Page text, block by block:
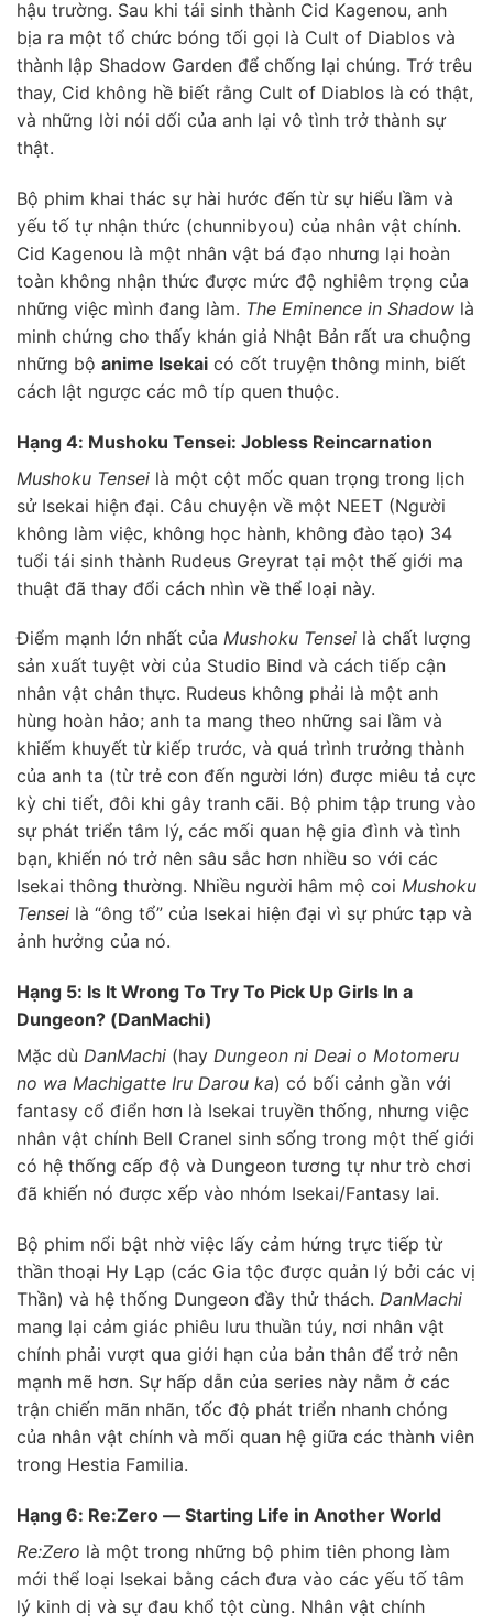
hậu trường. Sau khi tái sinh thành Cid Kagenou, anh
bịa ra một tổ chức bóng tối gọi là Cult of Diablos và
thành lập Shadow Garden để chống lại chúng. Trớ trêu
thay, Cid không hề biết rằng Cult of Diablos là có thật,
và những lời nói dối của anh lại vô tình trở thành sự
thật.
Bộ phim khai thác sự hài hước đến từ sự hiểu lầm và
yếu tố tự nhận thức (chunnibyou) của nhân vật chính.
Cid Kagenou là một nhân vật bá đạo nhưng lại hoàn
toàn không nhận thức được mức độ nghiêm trọng của
những việc mình đang làm. The Eminence in Shadow là
minh chứng cho thấy khán giả Nhật Bản rất ưa chuộng
những bộ anime Isekai có cốt truyện thông minh, biết
cách lật ngược các mô típ quen thuộc.
Hạng 4: Mushoku Tensei: Jobless Reincarnation
Mushoku Tensei là một cột mốc quan trọng trong lịch
sử Isekai hiện đại. Câu chuyện về một NEET (Người
không làm việc, không học hành, không đào tạo) 34
tuổi tái sinh thành Rudeus Greyrat tại một thế giới ma
thuật đã thay đổi cách nhìn về thể loại này.
Điểm mạnh lớn nhất của Mushoku Tensei là chất lượng
sản xuất tuyệt vời của Studio Bind và cách tiếp cận
nhân vật chân thực. Rudeus không phải là một anh
hùng hoàn hảo; anh ta mang theo những sai lầm và
khiếm khuyết từ kiếp trước, và quá trình trưởng thành
của anh ta (từ trẻ con đến người lớn) được miêu tả cực
kỳ chi tiết, đôi khi gây tranh cãi. Bộ phim tập trung vào
sự phát triển tâm lý, các mối quan hệ gia đình và tình
bạn, khiến nó trở nên sâu sắc hơn nhiều so với các
Isekai thông thường. Nhiều người hâm mộ coi Mushoku
Tensei là “ông tổ” của Isekai hiện đại vì sự phức tạp và
ảnh hưởng của nó.
Hạng 5: Is It Wrong To Try To Pick Up Girls In a
Dungeon? (DanMachi)
Mặc dù DanMachi (hay Dungeon ni Deai o Motomeru
no wa Machigatte Iru Darou ka) có bối cảnh gần với
fantasy cổ điển hơn là Isekai truyền thống, nhưng việc
nhân vật chính Bell Cranel sinh sống trong một thế giới
có hệ thống cấp độ và Dungeon tương tự như trò chơi
đã khiến nó được xếp vào nhóm Isekai/Fantasy lai.
Bộ phim nổi bật nhờ việc lấy cảm hứng trực tiếp từ
thần thoại Hy Lạp (các Gia tộc được quản lý bởi các vị
Thần) và hệ thống Dungeon đầy thử thách. DanMachi
mang lại cảm giác phiêu lưu thuần túy, nơi nhân vật
chính phải vượt qua giới hạn của bản thân để trở nên
mạnh mẽ hơn. Sự hấp dẫn của series này nằm ở các
trận chiến mãn nhãn, tốc độ phát triển nhanh chóng
của nhân vật chính và mối quan hệ giữa các thành viên
trong Hestia Familia.
Hạng 6: Re:Zero — Starting Life in Another World
Re:Zero là một trong những bộ phim tiên phong làm
mới thể loại Isekai bằng cách đưa vào các yếu tố tâm
lý kinh dị và sự đau khổ tột cùng. Nhân vật chính